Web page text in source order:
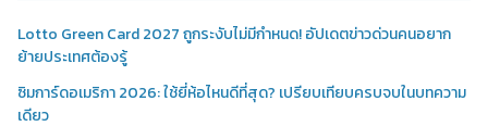
Lotto Green Card 2027 ถูกระงับไม่มีกำหนด! อัปเดตข่าวด่วนคนอยาก
ย้ายประเทศต้องรู้
ซิมการ์ดอเมริกา 2026: ใช้ยี่ห้อไหนดีที่สุด? เปรียบเทียบครบจบในบทความ
เดียว